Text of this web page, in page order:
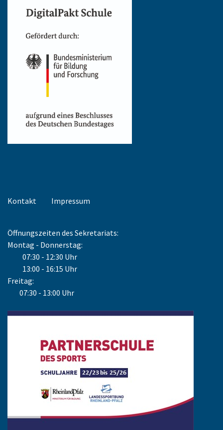
Kontakt Impressum
Öffnungszeiten des Sekretariats:
Montag - Donnerstag:
07:30 - 12:30 Uhr
13:00 - 16:15 Uhr
Freitag:
07:30 - 13:00 Uhr